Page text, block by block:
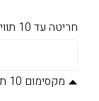
חריטה עד 10 תווים
מקסימום 10 תווים